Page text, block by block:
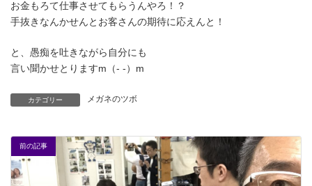
お金もろて仕事させてもらうんやろ！？
手抜きなんかせんとお客さんの期待に応えんと！
と、愚痴を吐きながら自分にも
言い聞かせとりますm（- -）m
カテゴリー メガネのツボ
前の記事